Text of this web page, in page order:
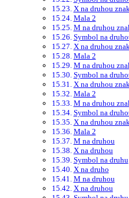
X na druhou znak
Mala 2
M na druhou
Symbol na
X na druhou znak
Mala 2
M na druhou
Symbol na
X na druhou znak
Mala 2
M na druhou
Symbol na
X na druhou znak
Mala 2
M na druhou
X na druhou
Symbol na druhu
X na druho
M na druhou
X na druhou